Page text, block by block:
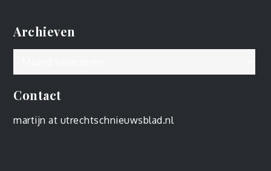
Archieven
Contact
martijn at utrechtschnieuwsblad.nl